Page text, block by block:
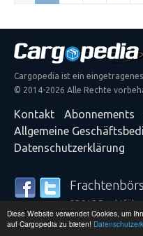
Diese Website verwendet Cookies, um
auf Cargopedia zu bieten!
Cargopedia ist ein
© 2014-2026 Alle Rechte
Kontakt Abonnements
Allgemeine
Datenschutzerklärung
25.315
Dienstleistungen